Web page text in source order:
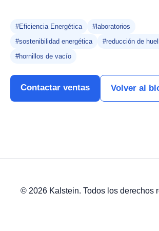
#Eficiencia Energética
#laboratorios
#sostenibilidad energética
#reducción de
#hornillos de vacío
Contactar ventas Volver al
© 2026 Kalstein. Todos los derechos